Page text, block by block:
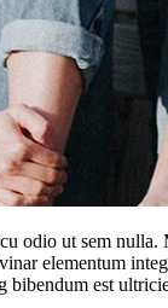
odio ut sem
elementum
bibendum est